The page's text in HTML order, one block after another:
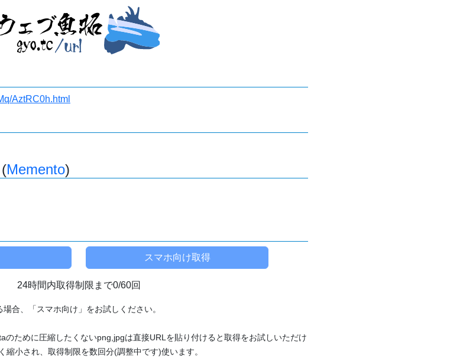
AztRC0h.html
Memento)
24時間内取得制限まで0/60回
合、「スマホ向け」をお試しください。
ために圧縮したくないpng,jpgは直接URLを貼り付けると取得をお試しいただけ
縮小され、取得制限を数回分(調整中です)使います。